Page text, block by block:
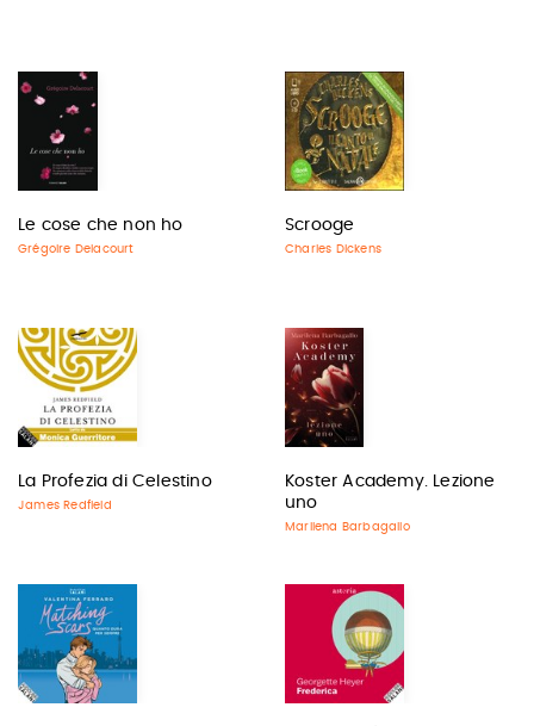
Le cose che non ho
Grégoire Delacourt
Scrooge
Charles Dickens
La Profezia di Celestino
James Redfield
Koster Academy. Lezione
uno
Marilena Barbagallo